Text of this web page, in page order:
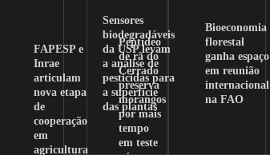
FAPESP e
Inrae
articulam
nova etapa
de
cooperação
em
agricultura
Peptídeo
de rã do
Cerrado
preserva
morangos
por mais
tempo
em teste
Sensores
biodegradáveis
da USP levam
a análise de
pesticidas para
a superfície
das plantas
Bioeconomia
florestal
ganha espaço
em reunião
internacional
na FAO